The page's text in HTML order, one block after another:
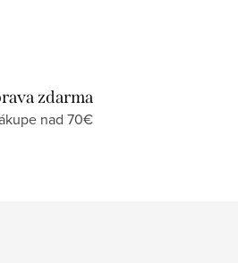
zdarma
nad 70€